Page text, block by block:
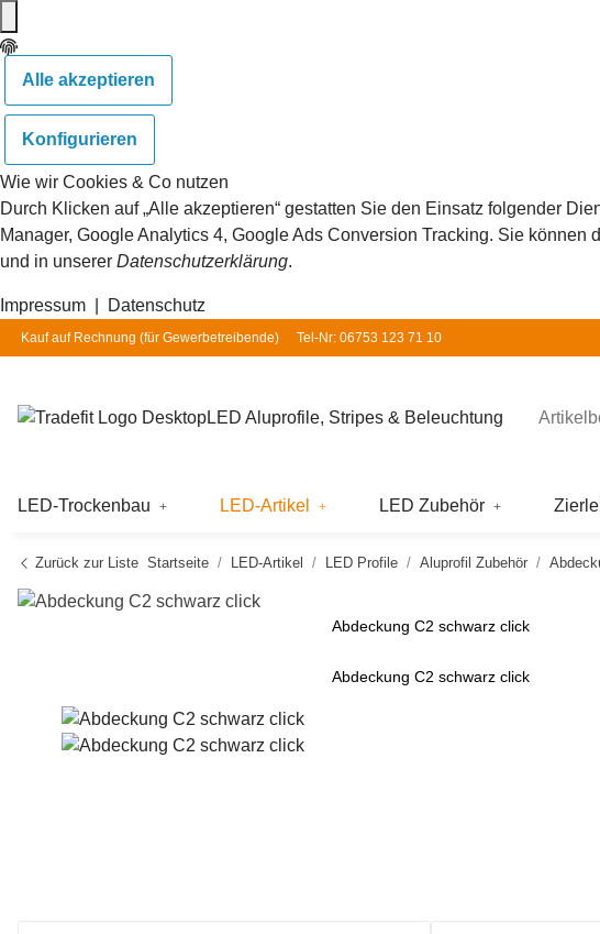
Alle akzeptieren
Konfigurieren
Wie wir Cookies & Co nutzen
Durch Klicken auf „Alle akzeptieren“ gestatten Sie den Einsatz folgender
Manager, Google Analytics 4, Google Ads Conversion Tracking. Sie
und in unserer Datenschutzerklärung.
Impressum Datenschutz
Kauf auf Rechnung (für Gewerbetreibende) Tel-Nr: 06753 123 71 10
LED Aluprofile, Stripes & Beleuchtung
LED-Trockenbau LED-Artikel LED Zubehör
Zurück zur Liste Startseite LED-Artikel LED Profile Aluprofil Zubehör
Abdeckung C2 schwarz click
Abdeckung C2 schwarz click